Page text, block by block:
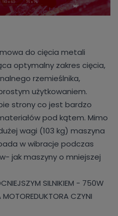
do cięcia metali
optymalny zakres cięcia,
rzemieślnika,
użytkowaniem.
strony co jest bardzo
pod kątem. Mimo
wagi (103 kg) maszyna
w wibracje podczas
jak maszyny o mniejszej
SILNIKIEM - 750W
CZYNI